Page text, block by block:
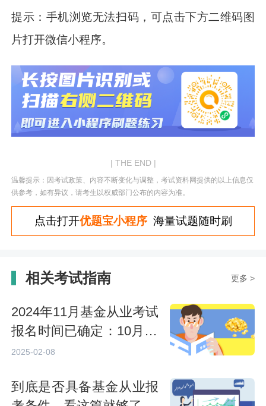
提示：手机浏览无法扫码，可点击下方二维码图
片打开微信小程序。
| THE END |
温馨提示：因考试政策、内容不断变化与调整，考试资料网提供的以上信息仅
供参考，如有异议，请考生以权威部门公布的内容为准。
点击打开优题宝小程序海量试题随时刷
相关考试指南 更多 >
2024年11月基金从业考试
报名时间已确定：10月16
日开启报名
2025-02-08
到底是否具备基金从业报